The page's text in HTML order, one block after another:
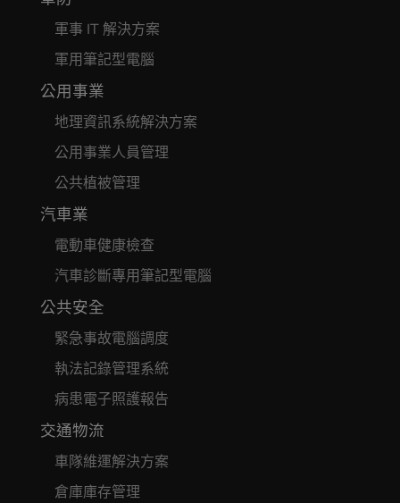
軍事 IT 解決方案
軍用筆記型電腦
公用事業
地理資訊系統解決方案
公用事業人員管理
公共植被管理
汽車業
電動車健康檢查
汽車診斷專用筆記型電腦
公共安全
緊急事故電腦調度
執法記錄管理系統
病患電子照護報告
交通物流
車隊維運解決方案
倉庫庫存管理